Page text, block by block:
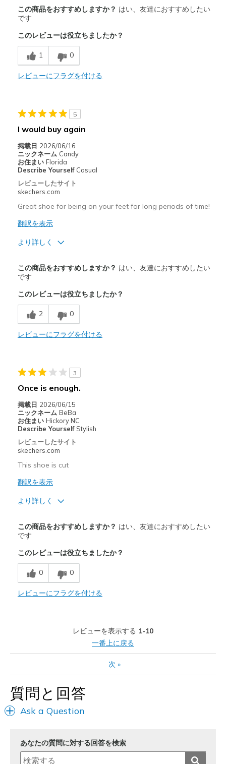
Breathe Well
Comfortable
以下に最適
Casual Wear
Sizing
Feels true to size
View On Shoes
I'm Into Shoes
この商品をおすすめしますか？ はい、友達におすすめしたい
です
このレビューは役立ちましたか？
1 0
レビューにフラグを付ける
5
I would buy again
掲載日 2026/06/16
ニックネーム Candy
お住まい Florida
Describe Yourself Casual
レビューしたサイト
skechers.com
Great shoe for being on your feet for long periods of time!
翻訳を表示
より詳しく
Attractive Design
Breathe Well
Comfortable
Durable
以下に最適
Casual Wear
Travel
Width
Feels true to width
Sizing
View On Shoes
この商品をおすすめしますか？ はい、友達におすすめしたい
です
このレビューは役立ちましたか？
2 0
レビューにフラグを付ける
3
Once is enough.
掲載日 2026/06/15
ニックネーム BeBa
お住まい Hickory NC
Describe Yourself Stylish
レビューしたサイト
skechers.com
This shoe is cut
翻訳を表示
より詳しく
Attractive Design
Comfortable
Durable
Stylish
Feels true to size
View On Shoes
I'm Really Into Shoes
この商品をおすすめしますか？ はい、友達におすすめしたい
です
このレビューは役立ちましたか？
0 0
レビューにフラグを付ける
レビューを表示する 1-10
一番上に戻る
次 »
質問と回答
Ask a Question
あなたの質問に対する回答を検索